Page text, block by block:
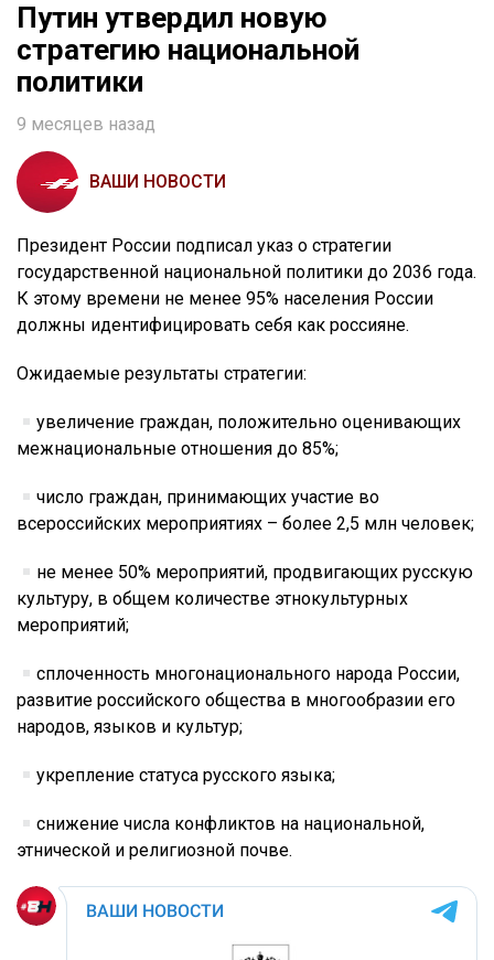
Путин утвердил новую
стратегию национальной
политики
9 месяцев назад
ВАШИ НОВОСТИ
Президент России подписал указ о стратегии
государственной национальной политики до 2036 года.
К этому времени не менее 95% населения России
должны идентифицировать себя как россияне.
Ожидаемые результаты стратегии:
увеличение граждан, положительно оценивающих
межнациональные отношения до 85%;
число граждан, принимающих участие во
всероссийских мероприятиях – более 2,5 млн человек;
не менее 50% мероприятий, продвигающих русскую
культуру, в общем количестве этнокультурных
мероприятий;
сплоченность многонационального народа России,
развитие российского общества в многообразии его
народов, языков и культур;
укрепление статуса русского языка;
снижение числа конфликтов на национальной,
этнической и религиозной почве.